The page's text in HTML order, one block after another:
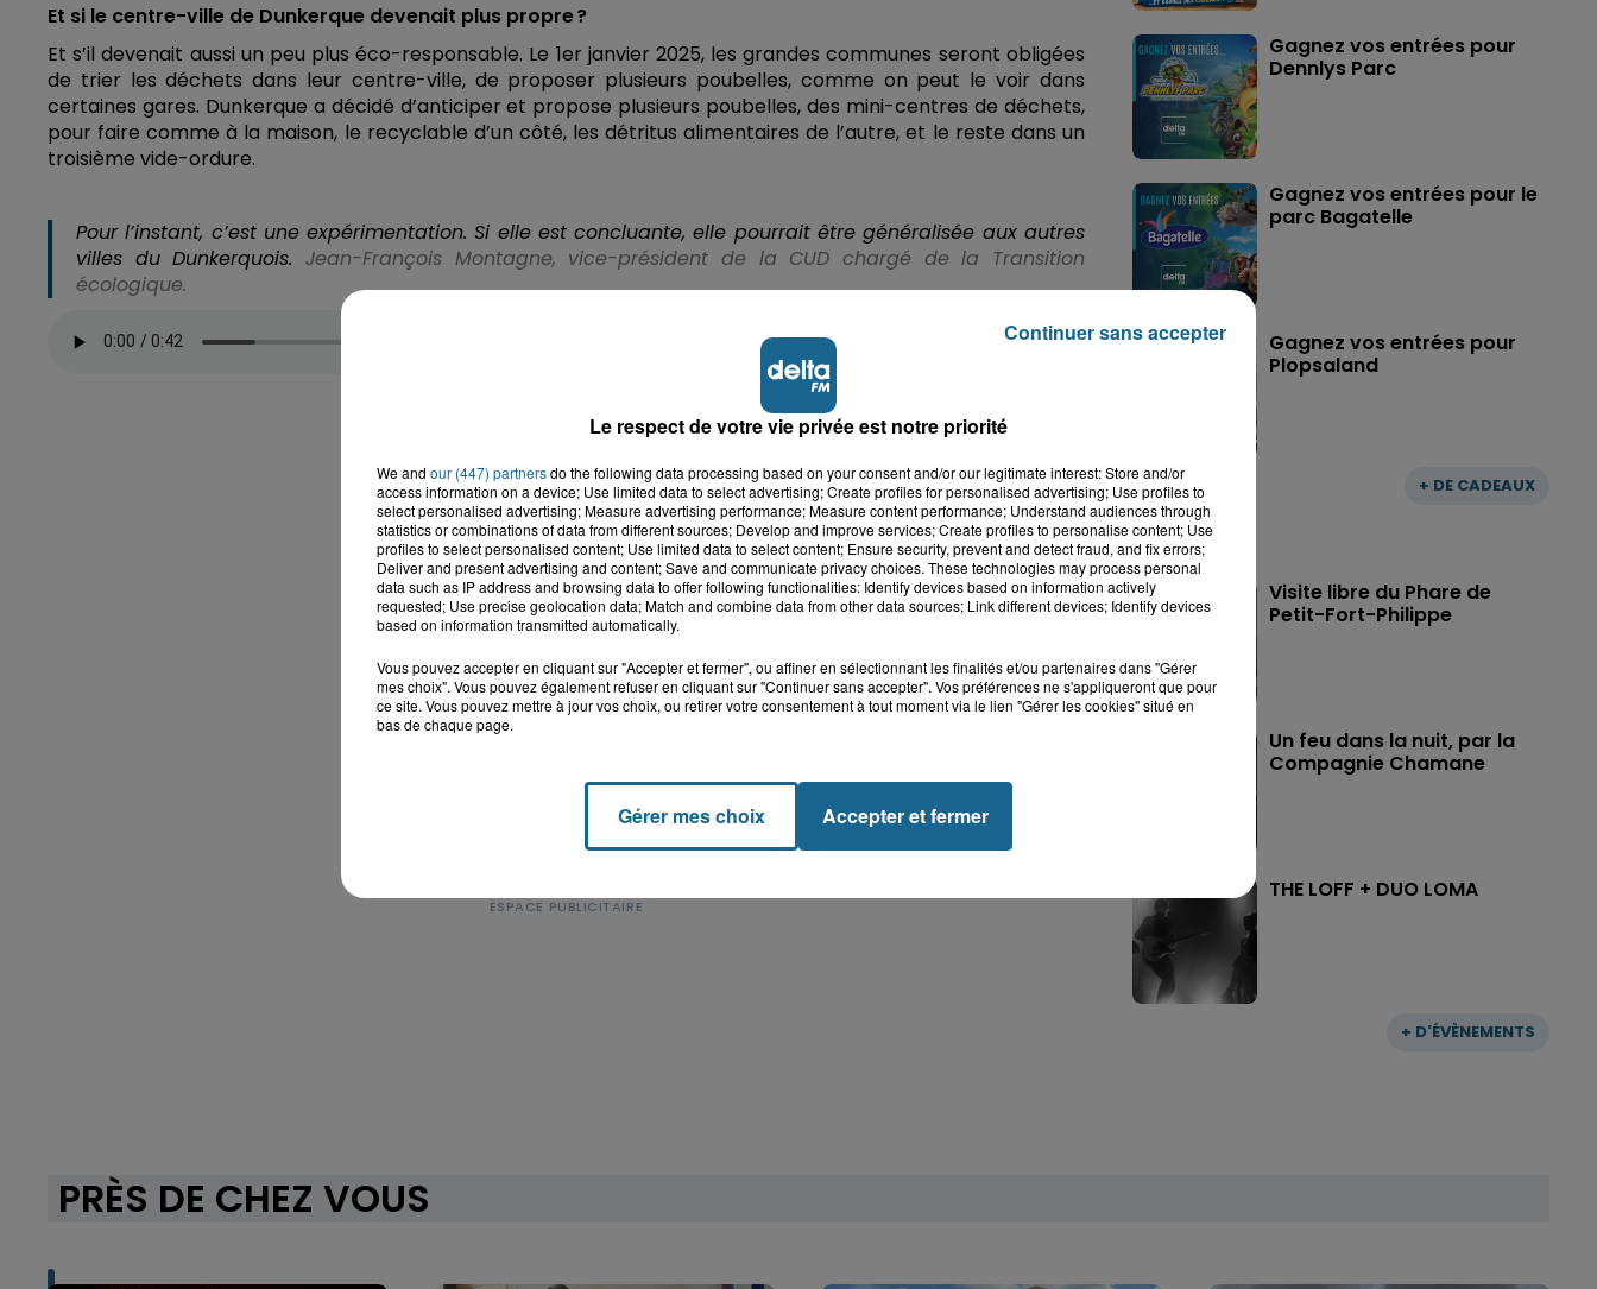
Et si le centre-ville de Dunkerque devenait plus propre ?
Et s’il devenait aussi un peu plus éco-responsable. Le 1er janvier 2025, les grandes communes seront obligées
de trier les déchets dans leur centre-ville, de proposer plusieurs poubelles, comme on peut le voir dans
certaines gares. Dunkerque a décidé d’anticiper et propose plusieurs poubelles, des mini-centres de déchets,
pour faire comme à la maison, le recyclable d’un côté, les détritus alimentaires de l’autre, et le reste dans un
troisième vide-ordure.
Pour l’instant, c’est une expérimentation. Si elle est concluante, elle pourrait être généralisée aux autres
villes du Dunkerquois. Jean-François Montagne, vice-président de la CUD chargé de la Transition
écologique.
+ DE CADEAUX
Gagnez vos entrées pour
Dennlys Parc
Gagnez vos entrées pour le
parc Bagatelle
Gagnez vos entrées pour
Plopsaland
+ D'ÉVÈNEMENTS
Visite libre du Phare de
Petit-Fort-Philippe
Un feu dans la nuit, par la
Compagnie Chamane
THE LOFF + DUO LOMA
PRÈS DE CHEZ VOUS
Le respect de votre vie privée est notre priorité
We and our (447) partnersdo the following data processing based on your consent and/or our legitimate interest: Store and/or
access information on a device; Use limited data to select advertising; Create profiles for personalised advertising; Use profiles to
select personalised advertising; Measure advertising performance; Measure content performance; Understand audiences through
statistics or combinations of data from different sources; Develop and improve services; Create profiles to personalise content; Use
profiles to select personalised content; Use limited data to select content; Ensure security, prevent and detect fraud, and fix errors;
Deliver and present advertising and content; Save and communicate privacy choices. These technologies may process personal
data such as IP address and browsing data to offer following functionalities: Identify devices based on information actively
requested; Use precise geolocation data; Match and combine data from other data sources; Link different devices; Identify devices
based on information transmitted automatically.
Vous pouvez accepter en cliquant sur "Accepter et fermer", ou affiner en sélectionnant les finalités et/ou partenaires dans "Gérer
mes choix". Vous pouvez également refuser en cliquant sur "Continuer sans accepter". Vos préférences ne s'appliqueront que pour
ce site. Vous pouvez mettre à jour vos choix, ou retirer votre consentement à tout moment via le lien "Gérer les cookies" situé en
bas de chaque page.
Gérer mes choix Accepter et fermer
Continuer sans accepter